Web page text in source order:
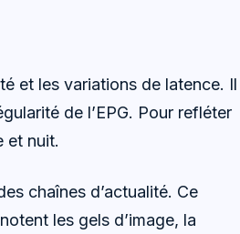
et les variations de latence. Il
de l’EPG. Pour refléter
et nuit.
chaînes d’actualité. Ce
les gels d’image, la